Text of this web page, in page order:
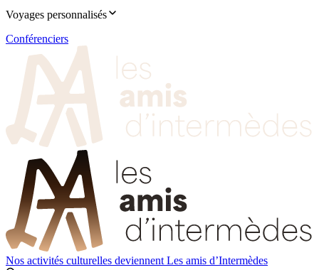
Voyages personnalisés
Conférenciers
Nos activités culturelles deviennent Les amis d’Intermèdes